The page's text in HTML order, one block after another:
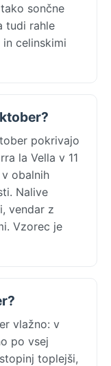
sončne
tudi rahle
celinskimi
pokrivajo
la Vella v 11
obalnih
Nalive
vendar z
Vzorec je
vlažno: v
po vsej
toplejši,